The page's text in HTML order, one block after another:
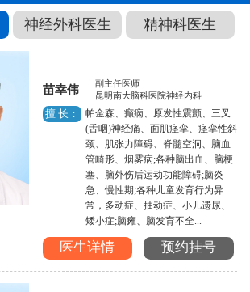
神经外科医生 精神科医生
苗幸伟
副主任医师
昆明南大脑科医院神经内科
擅 长：
帕金森、癫痫、原发性震颤、三叉
(舌咽)神经痛、面肌痉挛、痉挛性斜
颈、肌张力障碍、脊髓空洞、脑血
管畸形、烟雾病;各种脑出血、脑梗
塞、脑外伤后运动功能障碍;脑炎
急、慢性期;各种儿童发育行为异
常，多动症、抽动症、小儿遗尿、
矮小症;脑瘫、脑发育不全...
医生详情 预约挂号